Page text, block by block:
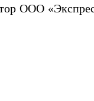
ООО